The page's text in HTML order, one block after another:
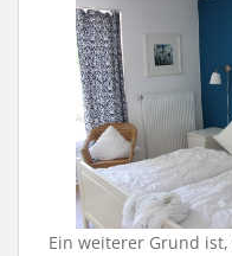
Ein weiterer Grund